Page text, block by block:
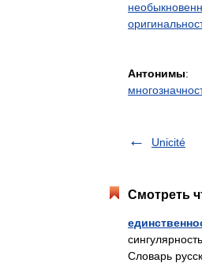
Антонимы:
Unicité
Смотреть
Словарь